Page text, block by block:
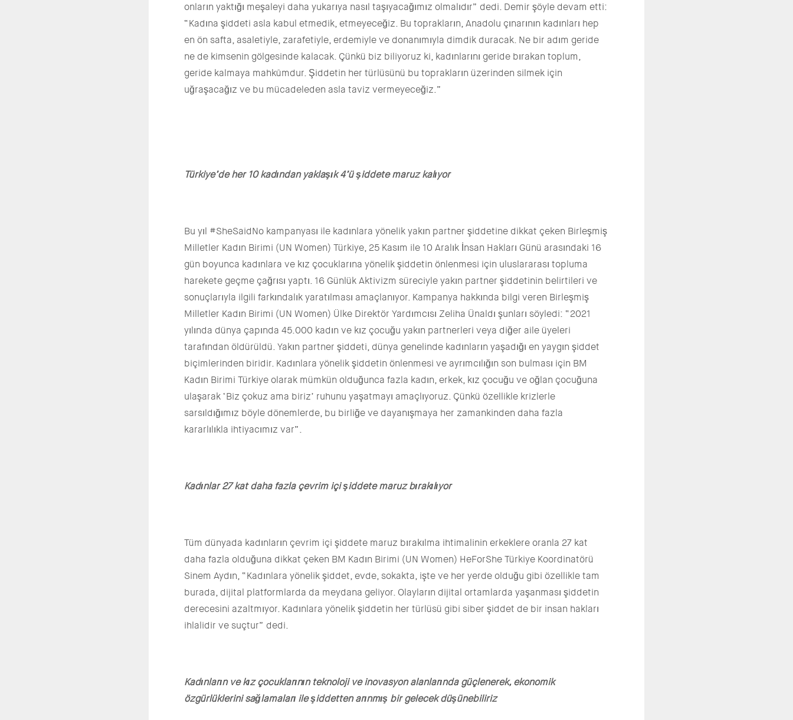
onların yaktığı meşaleyi daha yukarıya nasıl taşıyacağımız olmalıdır” dedi. Demir şöyle devam etti:
“Kadına şiddeti asla kabul etmedik, etmeyeceğiz. Bu toprakların, Anadolu çınarının kadınları hep
en ön safta, asaletiyle, zarafetiyle, erdemiyle ve donanımıyla dimdik duracak. Ne bir adım geride
ne de kimsenin gölgesinde kalacak. Çünkü biz biliyoruz ki, kadınlarını geride bırakan toplum,
geride kalmaya mahkûmdur. Şiddetin her türlüsünü bu toprakların üzerinden silmek için
uğraşacağız ve bu mücadeleden asla taviz vermeyeceğiz.”
Türkiye’de her 10 kadından yaklaşık 4’ü şiddete maruz kalıyor
Bu yıl #SheSaidNo kampanyası ile kadınlara yönelik yakın partner şiddetine dikkat çeken Birleşmiş
Milletler Kadın Birimi (UN Women) Türkiye, 25 Kasım ile 10 Aralık İnsan Hakları Günü arasındaki 16
gün boyunca kadınlara ve kız çocuklarına yönelik şiddetin önlenmesi için uluslararası topluma
harekete geçme çağrısı yaptı. 16 Günlük Aktivizm süreciyle yakın partner şiddetinin belirtileri ve
sonuçlarıyla ilgili farkındalık yaratılması amaçlanıyor. Kampanya hakkında bilgi veren Birleşmiş
Milletler Kadın Birimi (UN Women) Ülke Direktör Yardımcısı Zeliha Ünaldı şunları söyledi: “2021
yılında dünya çapında 45.000 kadın ve kız çocuğu yakın partnerleri veya diğer aile üyeleri
tarafından öldürüldü. Yakın partner şiddeti, dünya genelinde kadınların yaşadığı en yaygın şiddet
biçimlerinden biridir. Kadınlara yönelik şiddetin önlenmesi ve ayrımcılığın son bulması için BM
Kadın Birimi Türkiye olarak mümkün olduğunca fazla kadın, erkek, kız çocuğu ve oğlan çocuğuna
ulaşarak ‘Biz çokuz ama biriz’ ruhunu yaşatmayı amaçlıyoruz. Çünkü özellikle krizlerle
sarsıldığımız böyle dönemlerde, bu birliğe ve dayanışmaya her zamankinden daha fazla
kararlılıkla ihtiyacımız var”.
Kadınlar 27 kat daha fazla çevrim içi şiddete maruz bırakılıyor
Tüm dünyada kadınların çevrim içi şiddete maruz bırakılma ihtimalinin erkeklere oranla 27 kat
daha fazla olduğuna dikkat çeken BM Kadın Birimi (UN Women) HeForShe Türkiye Koordinatörü
Sinem Aydın, “Kadınlara yönelik şiddet, evde, sokakta, işte ve her yerde olduğu gibi özellikle tam
burada, dijital platformlarda da meydana geliyor. Olayların dijital ortamlarda yaşanması şiddetin
derecesini azaltmıyor. Kadınlara yönelik şiddetin her türlüsü gibi siber şiddet de bir insan hakları
ihlalidir ve suçtur” dedi.
Kadınların ve kız çocuklarının teknoloji ve inovasyon alanlarında güçlenerek, ekonomik
özgürlüklerini sağlamaları ile şiddetten arınmış bir gelecek düşünebiliriz